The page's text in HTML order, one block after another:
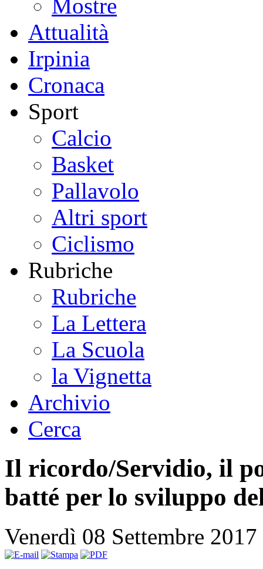
Mostre
Attualità
Irpinia
Cronaca
Sport
Calcio
Basket
Pallavolo
Altri sport
Ciclismo
Rubriche
Rubriche
La Lettera
La Scuola
la Vignetta
Archivio
Cerca
Il ricordo/Servidio, il
batté per lo sviluppo
Venerdì 08 Settembre